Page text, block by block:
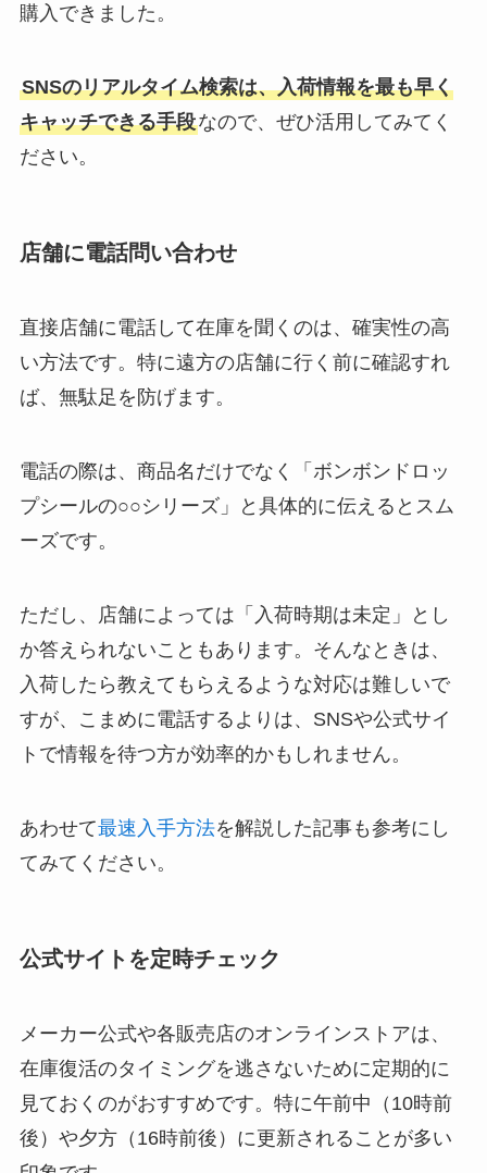
購入できました。
SNSのリアルタイム検索は、入荷情報を最も早く
キャッチできる手段なので、ぜひ活用してみてく
ださい。
店舗に電話問い合わせ
直接店舗に電話して在庫を聞くのは、確実性の高
い方法です。特に遠方の店舗に行く前に確認すれ
ば、無駄足を防げます。
電話の際は、商品名だけでなく「ボンボンドロッ
プシールの○○シリーズ」と具体的に伝えるとスム
ーズです。
ただし、店舗によっては「入荷時期は未定」とし
か答えられないこともあります。そんなときは、
入荷したら教えてもらえるような対応は難しいで
すが、こまめに電話するよりは、SNSや公式サイ
トで情報を待つ方が効率的かもしれません。
あわせて最速入手方法を解説した記事も参考にし
てみてください。
公式サイトを定時チェック
メーカー公式や各販売店のオンラインストアは、
在庫復活のタイミングを逃さないために定期的に
見ておくのがおすすめです。特に午前中（10時前
後）や夕方（16時前後）に更新されることが多い